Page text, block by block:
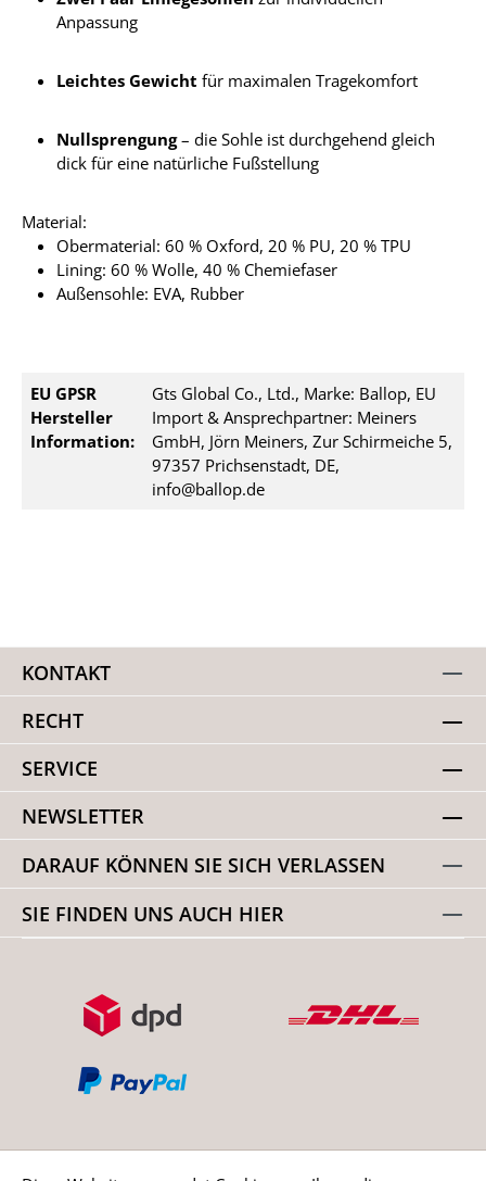
Anpassung
Leichtes Gewicht für maximalen Tragekomfort
Nullsprengung – die Sohle ist durchgehend gleich
dick für eine natürliche Fußstellung
Material:
Obermaterial: 60 % Oxford, 20 % PU, 20 % TPU
Lining: 60 % Wolle, 40 % Chemiefaser
Außensohle: EVA, Rubber
EU GPSR
Hersteller
Information:
Gts Global Co., Ltd., Marke: Ballop, EU
Import & Ansprechpartner: Meiners
GmbH, Jörn Meiners, Zur Schirmeiche 5,
97357 Prichsenstadt, DE,
info@ballop.de
KONTAKT
RECHT
SERVICE
NEWSLETTER
DARAUF KÖNNEN SIE SICH VERLASSEN
SIE FINDEN UNS AUCH HIER